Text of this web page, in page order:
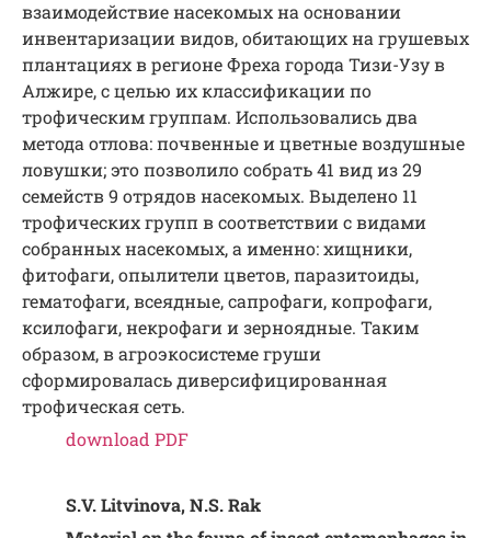
взаимодействие насекомых на основании
инвентаризации видов, обитающих на грушевых
плантациях в регионе Фреха города Тизи-Узу в
Алжире, с целью их классификации по
трофическим группам. Использовались два
метода отлова: почвенные и цветные воздушные
ловушки; это позволило собрать 41 вид из 29
семейств 9 отрядов насекомых. Выделено 11
трофических групп в соответствии с видами
собранных насекомых, а именно: хищники,
фитофаги, опылители цветов, паразитоиды,
гематофаги, всеядные, сапрофаги, копрофаги,
ксилофаги, некрофаги и зерноядные. Таким
образом, в агроэкосистеме груши
сформировалась диверсифицированная
трофическая сеть.
download PDF
S.V. Litvinova, N.S. Rak